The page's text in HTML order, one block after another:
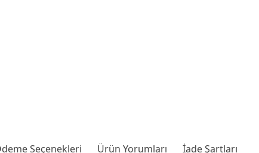
Seçenekleri Ürün Yorumları İade Şartları